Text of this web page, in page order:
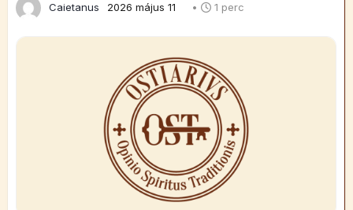
Caietanus 2026 május 11 • 1 perc